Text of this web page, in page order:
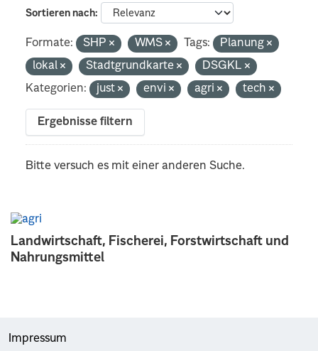
Landwirtschaft, Fischerei, Forstwirtschaft und
Nahrungsmittel
Sortieren nach
Formate: SHP WMS Tags:
Planung
lokal
Stadtgrundkarte
DSGKL
Kategorien:
just envi agri tech
Ergebnisse filtern
Bitte versuch es mit einer anderen Suche.
Impressum